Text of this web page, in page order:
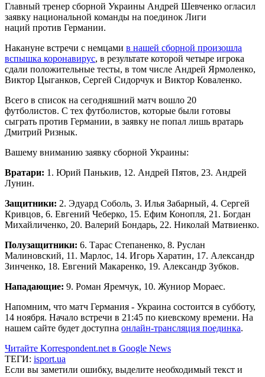
Главный тренер сборной Украины Андрей Шевченко огласил
заявку национальной команды на поединок Лиги
наций против Германии.
Накануне встречи с немцами в нашей сборной произошла
вспышка коронавирус, в результате которой четыре игрока
сдали положительные тесты, в том числе Андрей Ярмоленко,
Виктор Цыганков, Сергей Сидорчук и Виктор Коваленко.
Всего в список на сегодняшний матч вошло 20
футболистов. С тех футболистов, которые были готовы
сыграть против Германии, в заявку не попал лишь вратарь
Дмитрий Ризнык.
Вашему вниманию заявку сборной Украины:
Вратари: 1. Юрий Панькив, 12. Андрей Пятов, 23. Андрей
Лунин.
Защитники: 2. Эдуард Соболь, 3. Илья Забарный, 4. Сергей
Кривцов, 6. Евгений Чеберко, 15. Ефим Конопля, 21. Богдан
Михайличенко, 20. Валерий Бондарь, 22. Николай Матвиенко.
Полузащитники: 6. Тарас Степаненко, 8. Руслан
Малиновский, 11. Марлос, 14. Игорь Харатин, 17. Александр
Зинченко, 18. Евгений Макаренко, 19. Александр Зубков.
Нападающие: 9. Роман Яремчук, 10. Жуниор Мораес.
Напомним, что матч Германия - Украина состоится в субботу,
14 ноября. Начало встречи в 21:45 по киевскому времени. На
нашем сайте будет доступна онлайн-трансляция поединка.
Читайте Korrespondent.net в Google News
ТЕГИ: isport.ua
Если вы заметили ошибку, выделите необходимый текст и